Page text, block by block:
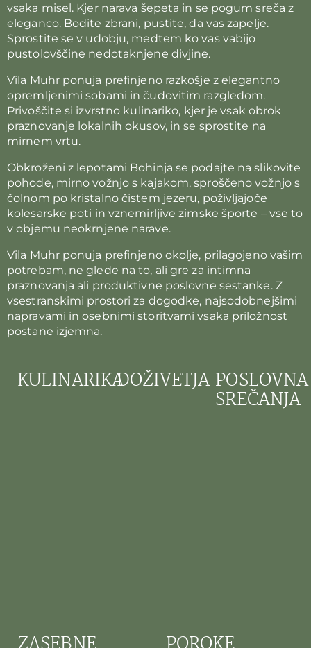
vsaka misel. Kjer narava šepeta in se pogum sreča z
eleganco. Bodite zbrani, pustite, da vas zapelje.
Sprostite se v udobju, medtem ko vas vabijo
pustolovščine nedotaknjene divjine.
Vila Muhr ponuja prefinjeno razkošje z elegantno
opremljenimi sobami in čudovitim razgledom.
Privoščite si izvrstno kulinariko, kjer je vsak obrok
praznovanje lokalnih okusov, in se sprostite na
mirnem vrtu.
Obkroženi z lepotami Bohinja se podajte na slikovite
pohode, mirno vožnjo s kajakom, sproščeno vožnjo s
čolnom po kristalno čistem jezeru, poživljajoče
kolesarske poti in vznemirljive zimske športe – vse to
v objemu neokrnjene narave.
Vila Muhr ponuja prefinjeno okolje, prilagojeno vašim
potrebam, ne glede na to, ali gre za intimna
praznovanja ali produktivne poslovne sestanke. Z
vsestranskimi prostori za dogodke, najsodobnejšimi
napravami in osebnimi storitvami vsaka priložnost
postane izjemna.
KULINARIKADOŽIVETJA POSLOVNA
SREČANJA